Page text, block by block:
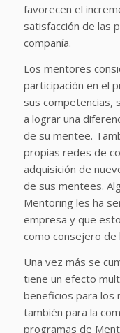
favorecen el
satisfacción de las
compañía.
Los mentores
participación en el
sus competencias,
a lograr una
de su mentee.
propias redes de
adquisición de
de sus mentees.
Mentoring les ha
empresa y que
como consejero de
Una vez más se
tiene un efecto
beneficios para los
también para la
programas de